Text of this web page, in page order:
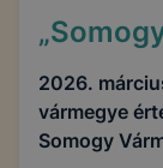
2026.
vármegye
Somogy